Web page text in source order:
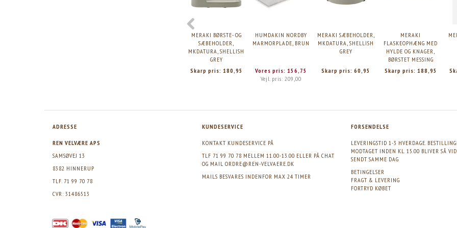
MERAKI BØRSTE- OG
SÆBEHOLDER,
MKDATURA, SHELLISH
GREY
Skarp pris: 180,95
HUMDAKIN NORDBY
MARMORPLADE, BRUN
Vores pris:156,75
Vejl. pris:209,00
MERAKI SÆBEHOLDER,
MKDATURA, SHELLISH
GREY
Skarp pris:60,95
MERAKI
FLASKEOPHÆNG MED
HYLDE OG KNAGER,
BØRSTET MESSING
Skarp pris: 188,95
ADRESSE
REN VELVÆRE APS
SAMSØVEJ 13
8382 HINNERUP
TLF. 71 99 70 78
CVR: 31486513
KUNDESERVICE
KONTAKT KUNDESERVICE PÅ
TLF 71 99 70 78 MELLEM 11.00-13.00 ELLER PÅ CHAT
OG MAIL ORDRE@REN-VELVAERE.DK
MAILS BESVARES INDENFOR MAX 24 TIMER
FORSENDELSE
LEVERINGSTID 1-3 HVERDAGE.
MODTAGET INDEN KL. 15.00 BLIVER SÅ
SENDT SAMME DAG
BETINGELSER
FRAGT & LEVERING
FORTRYD KØBET